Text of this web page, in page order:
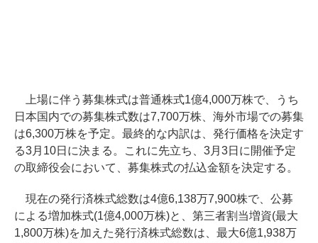
上場に伴う募集株式は普通株式1億4,000万株で、うち
日本国内での募集株式数は7,700万株、海外市場での募集
は6,300万株を予定。最終的な内訳は、発行価格を決定す
る3月10日に決まる。これに先立ち、3月3日に開催予定
の取締役会において、募集株式の払込金額を決定する。
現在の発行済株式総数は4億6,138万7,900株で、公募
による増加株式(1億4,000万株)と、第三者割当増資(最大
1,800万株)を加えた発行済株式総数は、最大6億1,938万